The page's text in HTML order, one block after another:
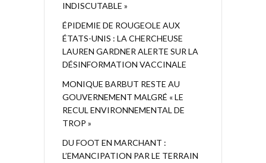
INDISCUTABLE »
ÉPIDEMIE DE ROUGEOLE AUX
ÉTATS-UNIS : LA CHERCHEUSE
LAUREN GARDNER ALERTE SUR LA
DÉSINFORMATION VACCINALE
MONIQUE BARBUT RESTE AU
GOUVERNEMENT MALGRÉ « LE
RECUL ENVIRONNEMENTAL DE
TROP »
DU FOOT EN MARCHANT :
L’EMANCIPATION PAR LE TERRAIN